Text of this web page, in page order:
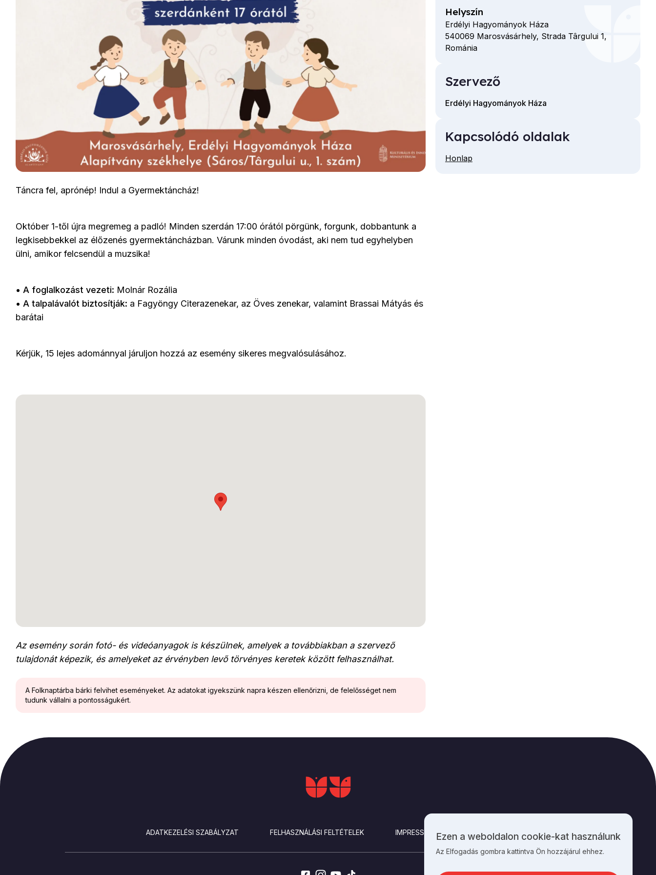
Táncra fel, aprónép! Indul a Gyermektáncház!
Október 1-től újra megremeg a padló! Minden szerdán 17:00 órától pörgünk, forgunk, dobbantunk a
legkisebbekkel az élőzenés gyermektáncházban. Várunk minden óvodást, aki nem tud egyhelyben
ülni, amikor felcsendül a muzsika!
• A foglalkozást vezeti: Molnár Rozália
• A talpalávalót biztosítják: a Fagyöngy Citerazenekar, az Öves zenekar, valamint Brassai Mátyás és
barátai
Kérjük, 15 lejes adománnyal járuljon hozzá az esemény sikeres megvalósulásához.
Az esemény során fotó- és videóanyagok is készülnek, amelyek a továbbiakban a szervező
tulajdonát képezik, és amelyeket az érvényben levő törvényes keretek között felhasználhat.
A Folknaptárba bárki felvihet eseményeket. Az adatokat igyekszünk napra készen ellenőrizni, de felelősséget nem
tudunk vállalni a pontosságukért.
Helyszín
Erdélyi Hagyományok Háza
540069 Marosvásárhely, Strada Târgului 1,
Románia
Szervező
Erdélyi Hagyományok Háza
Kapcsolódó oldalak
Honlap
ADATKEZELÉSI SZABÁLYZAT FELHASZNÁLÁSI FELTÉTELEK IMPRESSZUM KAPCSOLAT
Személyes
adatok
Ezen a weboldalon cookie-kat használunk
Az Elfogadás gombra kattintva Ön hozzájárul ehhez.